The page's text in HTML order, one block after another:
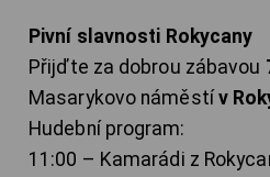
Pivní slavnosti Rokycany
Přijďte za dobrou zábavou
Masarykovo náměstív
Hudební program:
11:00 – Kamarádi z